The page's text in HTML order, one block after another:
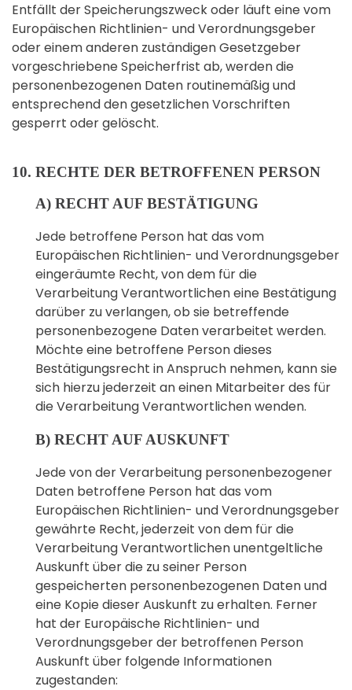
Entfällt der Speicherungszweck oder läuft eine vom
Europäischen Richtlinien- und Verordnungsgeber
oder einem anderen zuständigen Gesetzgeber
vorgeschriebene Speicherfrist ab, werden die
personenbezogenen Daten routinemäßig und
entsprechend den gesetzlichen Vorschriften
gesperrt oder gelöscht.
10. RECHTE DER BETROFFENEN PERSON
A) RECHT AUF BESTÄTIGUNG
Jede betroffene Person hat das vom
Europäischen Richtlinien- und Verordnungsgeber
eingeräumte Recht, von dem für die
Verarbeitung Verantwortlichen eine Bestätigung
darüber zu verlangen, ob sie betreffende
personenbezogene Daten verarbeitet werden.
Möchte eine betroffene Person dieses
Bestätigungsrecht in Anspruch nehmen, kann sie
sich hierzu jederzeit an einen Mitarbeiter des für
die Verarbeitung Verantwortlichen wenden.
B) RECHT AUF AUSKUNFT
Jede von der Verarbeitung personenbezogener
Daten betroffene Person hat das vom
Europäischen Richtlinien- und Verordnungsgeber
gewährte Recht, jederzeit von dem für die
Verarbeitung Verantwortlichen unentgeltliche
Auskunft über die zu seiner Person
gespeicherten personenbezogenen Daten und
eine Kopie dieser Auskunft zu erhalten. Ferner
hat der Europäische Richtlinien- und
Verordnungsgeber der betroffenen Person
Auskunft über folgende Informationen
zugestanden: